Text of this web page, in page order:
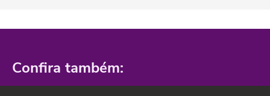
Confira também: